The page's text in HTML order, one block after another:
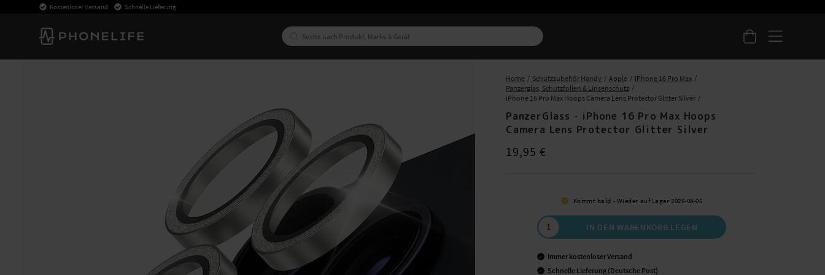
Kostenloser Versand Schnelle Lieferung
Home Schutzzubehör Handy Apple
iPhone 16 Pro Max
Panzerglas, Schutzfolien & Linsenschutz
iPhone 16 Pro Max Hoops Camera Lens Protector Glitter Silver
PanzerGlass - iPhone 16 Pro Max Hoops
Camera Lens Protector Glitter Silver
Preis:19,95 €
19,95 €
Kommt bald - Wieder auf Lager 2026-08-06
IN DEN WARENKORB LEGEN
Immer kostenloser Versand
Schnelle Lieferung (Deutsche Post)